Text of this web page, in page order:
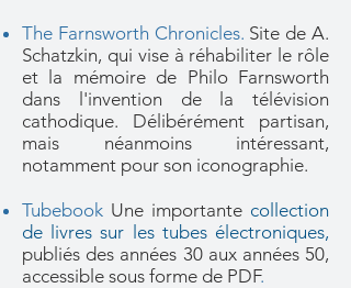
The Farnsworth Chronicles. Site de A.
Schatzkin, qui vise à réhabiliter le rôle
et la mémoire de Philo Farnsworth
dans l'invention de la télévision
cathodique. Délibérément partisan,
mais néanmoins intéressant,
notamment pour son iconographie.
Tubebook Une importante collection
de livres sur les tubes électroniques,
publiés des années 30 aux années 50,
accessible sous forme de PDF.